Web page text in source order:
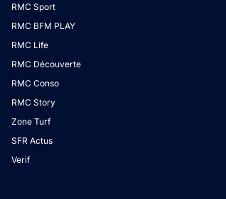
RMC Sport
RMC BFM PLAY
RMC Life
RMC Découverte
RMC Conso
RMC Story
Zone Turf
SFR Actus
Verif